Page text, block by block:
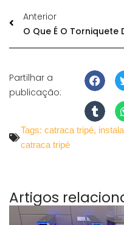
Anterior
Partilhar a
publicação:
Tags: catraca tripé,
catraca tripé
Artigos